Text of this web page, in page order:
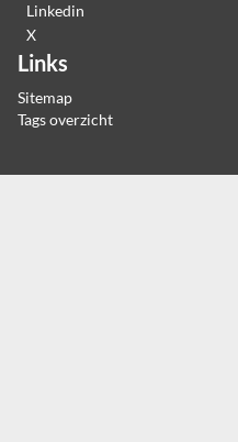
Linkedin
X
Links
Sitemap
Tags overzicht